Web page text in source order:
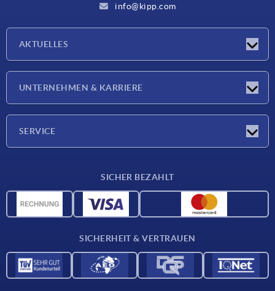
info@kipp.com
AKTUELLES
Presseberichte
UNTERNEHMEN & KARRIERE
SERVICE
Werkstoffübersicht
SICHER BEZAHLT
SICHERHEIT & VERTRAUEN